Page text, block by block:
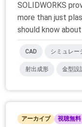
SOLIDWORKS
more than just
should know
CAD シミュレー
射出成形 金型設
アーカイブ 視聴無料